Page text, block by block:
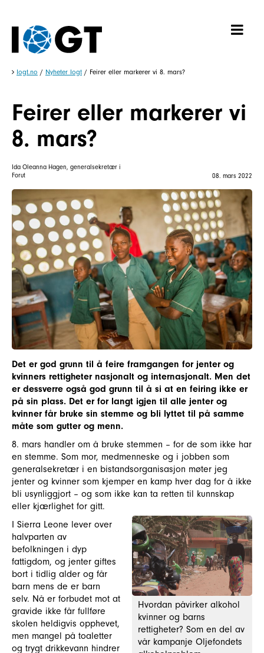
Iogt.no / Nyheter Iogt / Feirer eller markerer vi 8. mars?
Feirer eller markerer vi
8. mars?
Ida Oleanna Hagen, generalsekretær i
Forut
08. mars 2022
Det er god grunn til å feire framgangen for jenter og
kvinners rettigheter nasjonalt og internasjonalt. Men det
er dessverre også god grunn til å si at en feiring ikke er
på sin plass. Det er for langt igjen til alle jenter og
kvinner får bruke sin stemme og bli lyttet til på samme
måte som gutter og menn.
8. mars handler om å bruke stemmen – for de som ikke har
en stemme. Som mor, medmenneske og i jobben som
generalsekretær i en bistandsorganisasjon møter jeg
jenter og kvinner som kjemper en kamp hver dag for å ikke
bli usynliggjort – og som ikke kan ta retten til kunnskap
eller kjærlighet for gitt.
Hvordan påvirker alkohol
kvinner og barns
rettigheter? Som en del av
vår kampanje Oljefondets
I Sierra Leone lever over
halvparten av
befolkningen i dyp
fattigdom, og jenter giftes
bort i tidlig alder og får
barn mens de er barn
selv. Nå er forbudet mot at
gravide ikke får fullføre
skolen heldigvis opphevet,
men mangel på toaletter
og trygt drikkevann hindrer